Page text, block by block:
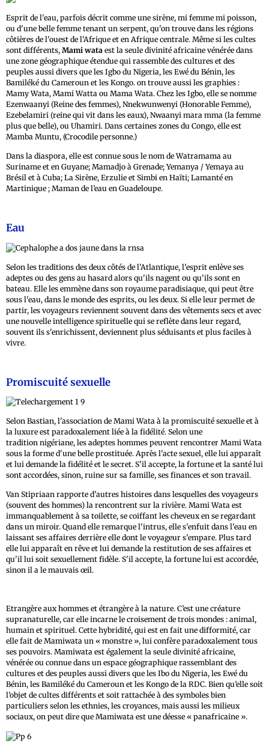
Esprit de l'eau, parfois décrit comme une sirène, mi femme mi poisson,
ou d'une belle femme tenant un serpent, qu'on trouve dans les régions
côtières de l'ouest de l'Afrique et en Afrique centrale. Même si les cultes
sont différents, Mami wata est la seule divinité africaine vénérée dans
une zone géographique étendue qui rassemble des cultures et des
peuples aussi divers que les Igbo du Nigeria, les Ewé du Bénin, les
Bamiléké du Cameroun et les Kongo. on trouve aussi les graphies :
Mamy Wata, Mami Watta ou Mama Wata. Chez les Igbo, elle se nomme
Ezenwaanyi (Reine des femmes), Nnekwunwenyi (Honorable Femme),
Ezebelamiri (reine qui vit dans les eaux), Nwaanyi mara mma (la femme
plus que belle), ou Uhamiri. Dans certaines zones du Congo, elle est
Mamba Muntu, (Crocodile personne.)
Dans la diaspora, elle est connue sous le nom de Watramama au
Suriname et en Guyane; Mamadjo à Grenade; Yemanya / Yemaya au
Brésil et à Cuba; La Sirène, Erzulie et Simbi en Haïti; Lamanté en
Martinique ; Maman de l’eau en Guadeloupe.
Eau
Selon les traditions des deux côtés de l'Atlantique, l'esprit enlève ses
adeptes ou des gens au hasard alors qu'ils nagent ou qu'ils sont en
bateau. Elle les emmène dans son royaume paradisiaque, qui peut être
sous l'eau, dans le monde des esprits, ou les deux. Si elle leur permet de
partir, les voyageurs reviennent souvent dans des vêtements secs et avec
une nouvelle intelligence spirituelle qui se reflète dans leur regard,
souvent ils s'enrichissent, deviennent plus séduisants et plus faciles à
vivre.
Promiscuité sexuelle
Selon Bastian, l'association de Mami Wata à la promiscuité sexuelle et à
la luxure est paradoxalement liée à la fidélité. Selon une
tradition nigériane, les adeptes hommes peuvent rencontrer Mami Wata
sous la forme d'une belle prostituée. Après l'acte sexuel, elle lui apparaît
et lui demande la fidélité et le secret. S'il accepte, la fortune et la santé lui
sont accordées, sinon, ruine sur sa famille, ses finances et son travail.
Van Stipriaan rapporte d'autres histoires dans lesquelles des voyageurs
(souvent des hommes) la rencontrent sur la rivière. Mami Wata est
immanquablement à sa toilette, se coiffant les cheveux en se regardant
dans un miroir. Quand elle remarque l'intrus, elle s'enfuit dans l'eau en
laissant ses affaires derrière elle dont le voyageur s'empare. Plus tard
elle lui apparaît en rêve et lui demande la restitution de ses affaires et
qu'il lui soit sexuellement fidèle. S'il accepte, la fortune lui est accordée,
sinon il a le mauvais œil.
Etrangère aux hommes et étrangère à la nature. C’est une créature
supranaturelle, car elle incarne le croisement de trois mondes : animal,
humain et spirituel. Cette hybridité, qui est en fait une difformité, car
elle fait de Mamiwata un « monstre », lui confère paradoxalement tous
ses pouvoirs. Mamiwata est également la seule divinité africaine,
vénérée ou connue dans un espace géographique rassemblant des
cultures et des peuples aussi divers que les Ibo du Nigeria, les Ewé du
Bénin, les Bamiléké du Cameroun et les Kongo de la RDC. Bien qu’elle soit
l’objet de cultes différents et soit rattachée à des symboles bien
particuliers selon les ethnies, les croyances, mais aussi les milieux
sociaux, on peut dire que Mamiwata est une déesse « panafricaine ».